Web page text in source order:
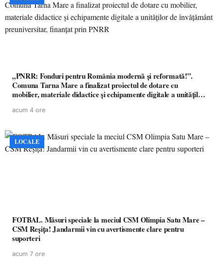
„PNRR: Fonduri pentru România modernă și reformată!”.
Comuna Tarna Mare a finalizat proiectul de dotare cu
mobilier, materiale didactice și echipamente digitale a unităților
acum 4 ore
LOCALE
FOTBAL. Măsuri speciale la meciul CSM Olimpia Satu Mare –
CSM Reșița! Jandarmii vin cu avertismente clare pentru
suporteri
acum 7 ore